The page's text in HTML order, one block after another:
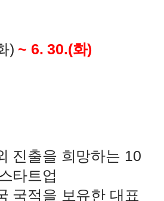
) ~ 6. 30.(화)
진출을 희망하는 10
타트업
국적을 보유한 대표